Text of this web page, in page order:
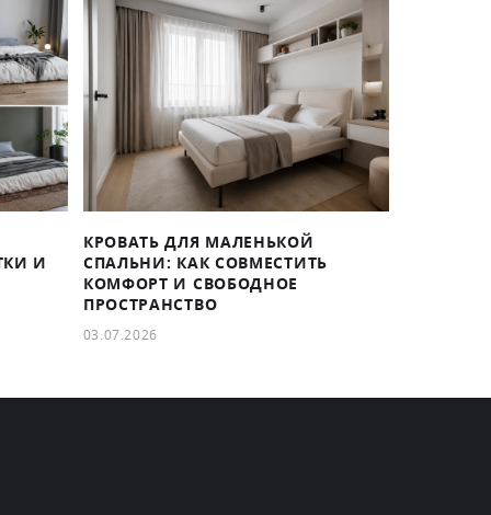
И
КРОВАТЬ ДЛЯ МАЛЕНЬКОЙ
СПАЛЬНИ: КАК СОВМЕСТИТЬ
КОМФОРТ И СВОБОДНОЕ
ПРОСТРАНСТВО
03.07.2026